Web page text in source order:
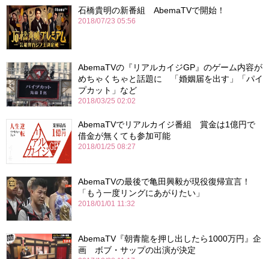
石橋貴明の新番組 AbemaTVで開始！
2018/07/23 05:56
AbemaTVの『リアルカイジGP』のゲーム内容が
めちゃくちゃと話題に 「婚姻届を出す」「パイ
プカット」など
2018/03/25 02:02
AbemaTVでリアルカイジ番組 賞金は1億円で
借金が無くても参加可能
2018/01/25 08:27
AbemaTVの最後で亀田興毅が現役復帰宣言！
「もう一度リングにあがりたい」
2018/01/01 11:32
AbemaTV『朝青龍を押し出したら1000万円』企
画 ボブ・サップの出演が決定